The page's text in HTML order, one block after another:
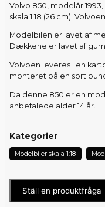
Volvo 850, modelår
skala 1:18 (26 cm).
Modelbilen er lavet af
Dækkene er lavet af
Volvoen leveres i en
monteret på en sort
Da denne 850 er en
anbefalede alder 14 år.
Kategorier
Modelbiler skala 1:18
Ställ en produktfråga